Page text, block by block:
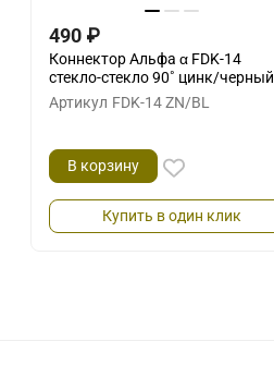
490 ₽
Коннектор Альфа α FDK-14
стекло-стекло 90˚ цинк/черный
Артикул FDK-14 ZN/BL
В корзину
Купить в один клик